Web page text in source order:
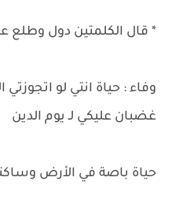
* قال الكلمتين دول وطلع
وفاء : حياة انتي لو اتجوزتي
غضبان عليكي لـ يوم الدين
حياة باصة في الأرض